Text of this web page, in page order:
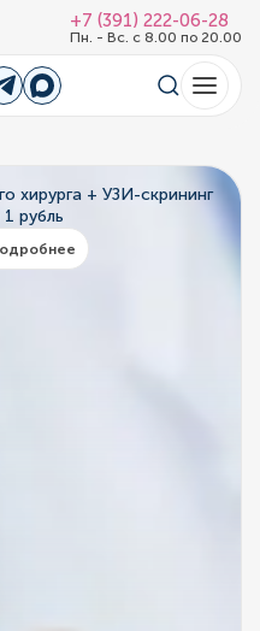
+7 (391) 222-06-28
Пн. - Вс. с 8.00 по 20.00
хирурга + УЗИ-скрининг
рубль